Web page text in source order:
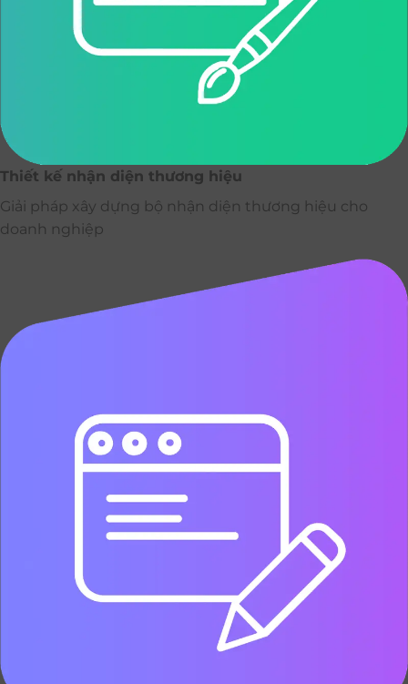
Thiết kế nhận diện thương hiệu
Giải pháp xây dựng bộ nhận diện thương hiệu cho
doanh nghiệp